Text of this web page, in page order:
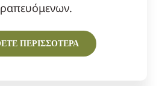
ΠΕΡΙΣΣΟΤΕΡΑ